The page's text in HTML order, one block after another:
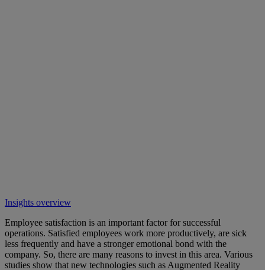
Insights overview
Employee satisfaction is an important factor for successful
operations. Satisfied employees work more productively, are sick
less frequently and have a stronger emotional bond with the
company. So, there are many reasons to invest in this area. Various
studies show that new technologies such as Augmented Reality